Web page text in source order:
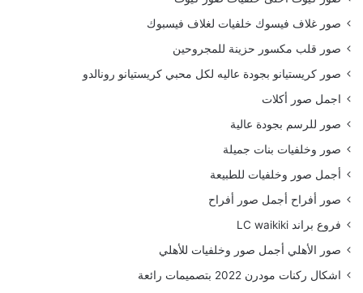
صور غلاف فيسوك خلفيات لغلاف فيسبوك
صور قلب مكسور حزينة للمجروحين
صور كريستيانو بجودة عاليه لكل محبي كريستيانو رونالدو
اجمل صور أكلات
صور للرسم بجودة عالية
صور وخلفيات بنات جميلة
أجمل صور وخلفيات للطبيعة
صور أفراح أجمل صور أفراح
فروع براند LC waikiki
صور الأهلي أجمل صور وخلفيات للأهلي
اشكال ركنات مودرن 2022 بتصميمات رائعة